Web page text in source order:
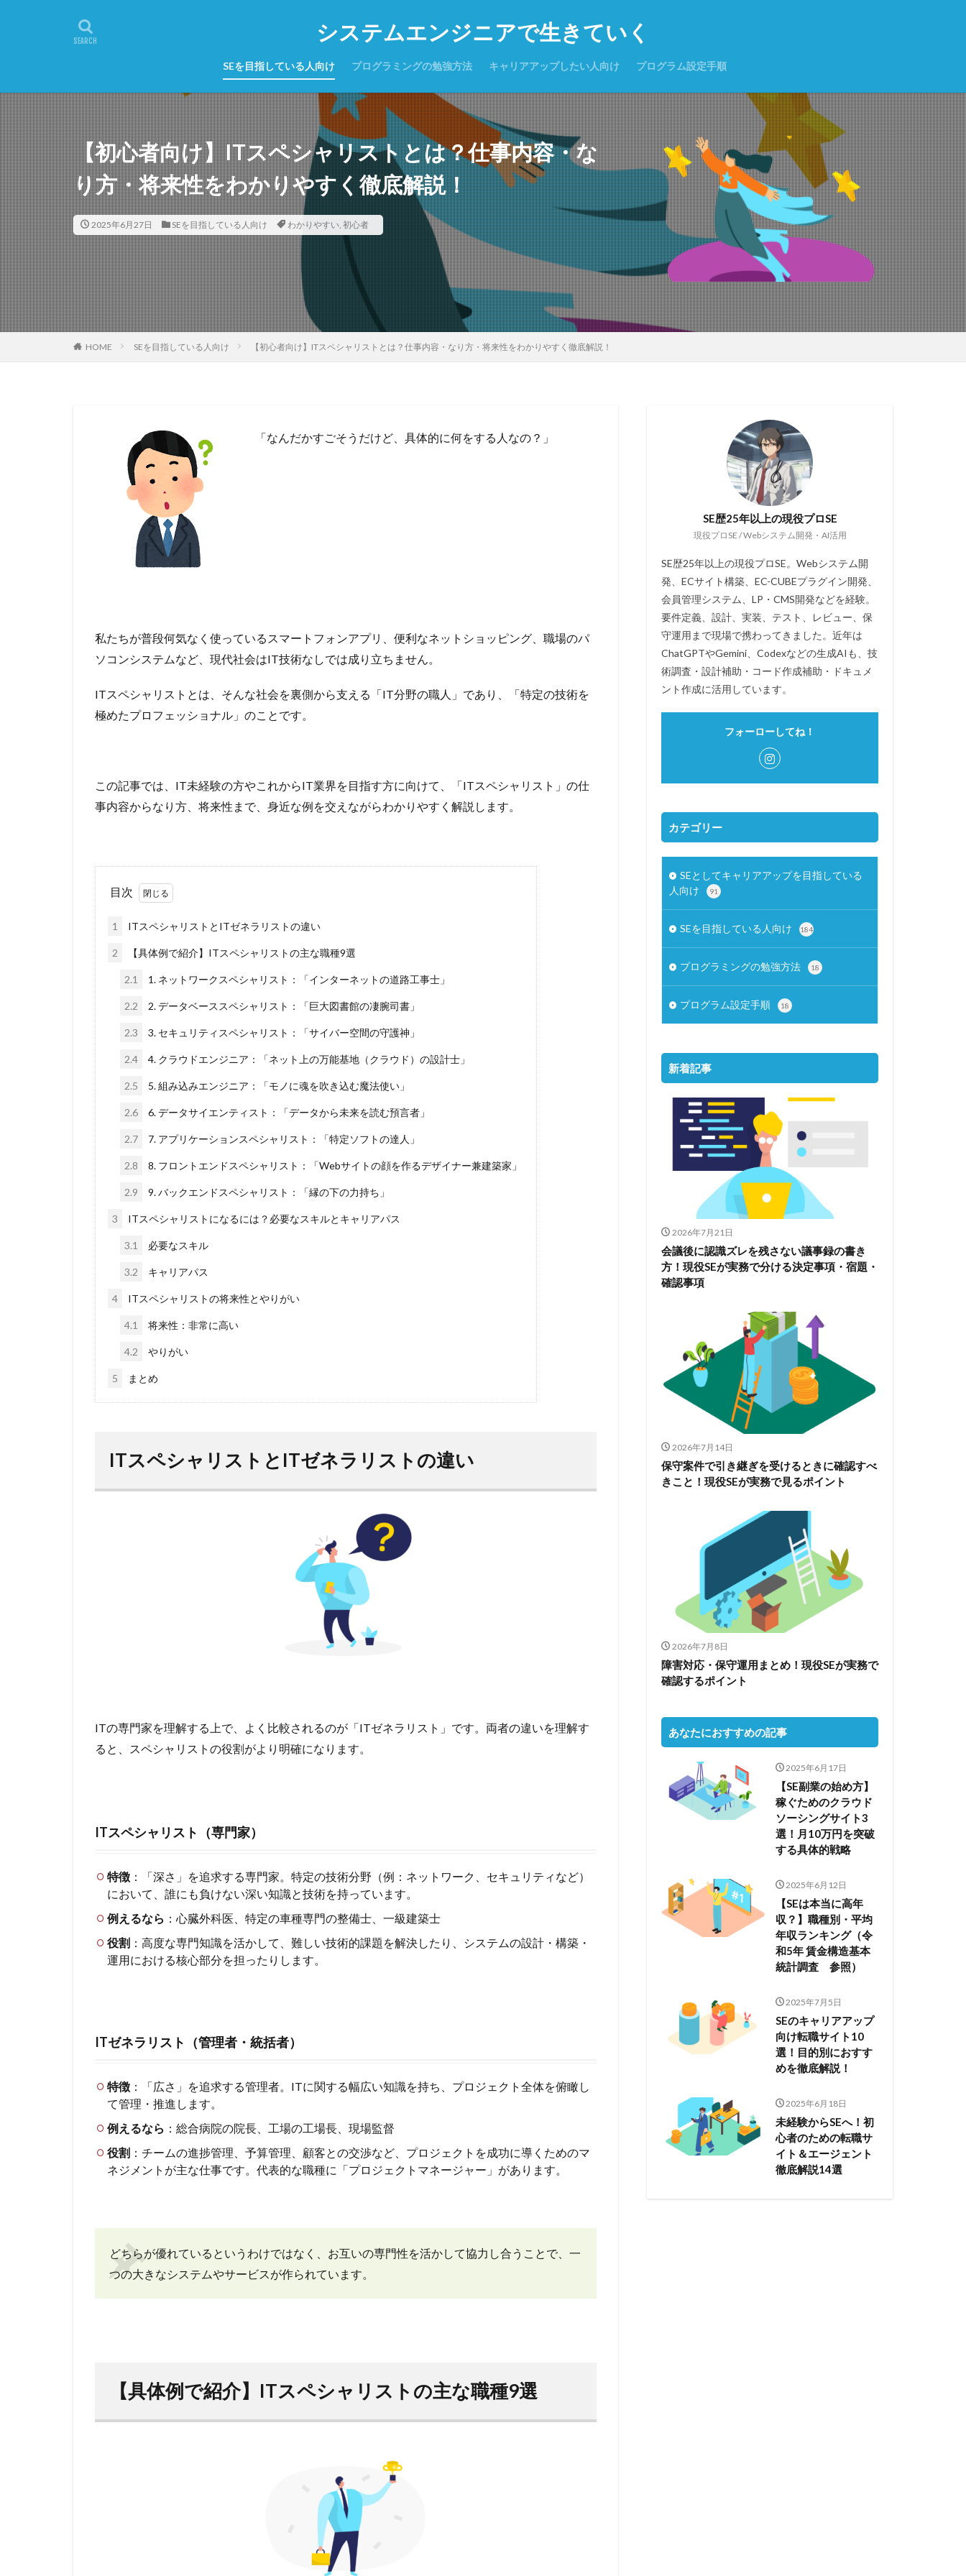
システムエンジニアで生きていく
SEを目指している人向け プログラミングの勉強方法 キャリアアップしたい人向け プログラム設定手順
【初心者向け】ITスペシャリストとは？仕事内容・な
り方・将来性をわかりやすく徹底解説！
2025年6月27日 SEを目指している人向け わかりやすい, 初心者
HOME SEを目指している人向け 【初心者向け】ITスペシャリストとは？仕事内容・なり方・将来性をわかりやすく徹底解説！
「なんだかすごそうだけど、具体的に何をする人なの？」
私たちが普段何気なく使っているスマートフォンアプリ、便利なネットショッピング、職場のパ
ソコンシステムなど、現代社会はIT技術なしでは成り立ちません。
ITスペシャリストとは、そんな社会を裏側から支える「IT分野の職人」であり、「特定の技術を
極めたプロフェッショナル」のことです。
この記事では、IT未経験の方やこれからIT業界を目指す方に向けて、「ITスペシャリスト」の仕
事内容からなり方、将来性まで、身近な例を交えながらわかりやすく解説します。
目次
1 ITスペシャリストとITゼネラリストの違い
2 【具体例で紹介】ITスペシャリストの主な職種9選
2.1 1. ネットワークスペシャリスト：「インターネットの道路工事士」
2.2 2. データベーススペシャリスト：「巨大図書館の凄腕司書」
2.3 3. セキュリティスペシャリスト：「サイバー空間の守護神」
2.4 4. クラウドエンジニア：「ネット上の万能基地（クラウド）の設計士」
2.5 5. 組み込みエンジニア：「モノに魂を吹き込む魔法使い」
2.6 6. データサイエンティスト：「データから未来を読む預言者」
2.7 7. アプリケーションスペシャリスト：「特定ソフトの達人」
2.8 8. フロントエンドスペシャリスト：「Webサイトの顔を作るデザイナー兼建築家」
2.9 9. バックエンドスペシャリスト：「縁の下の力持ち」
3 ITスペシャリストになるには？必要なスキルとキャリアパス
3.1 必要なスキル
3.2 キャリアパス
4 ITスペシャリストの将来性とやりがい
4.1 将来性：非常に高い
4.2 やりがい
5 まとめ
ITスペシャリストとITゼネラリストの違い
ITの専門家を理解する上で、よく比較されるのが「ITゼネラリスト」です。両者の違いを理解す
ると、スペシャリストの役割がより明確になります。
ITスペシャリスト（専門家）
特徴 ：「深さ」を追求する専門家。特定の技術分野（例：ネットワーク、セキュリティなど）
において、誰にも負けない深い知識と技術を持っています。
例えるなら ：心臓外科医、特定の車種専門の整備士、一級建築士
役割 ：高度な専門知識を活かして、難しい技術的課題を解決したり、システムの設計・構築・
運用における核心部分を担ったりします。
ITゼネラリスト（管理者・統括者）
特徴 ：「広さ」を追求する管理者。ITに関する幅広い知識を持ち、プロジェクト全体を俯瞰し
て管理・推進します。
例えるなら ：総合病院の院長、工場の工場長、現場監督
役割 ：チームの進捗管理、予算管理、顧客との交渉など、プロジェクトを成功に導くためのマ
ネジメントが主な仕事です。代表的な職種に「プロジェクトマネージャー」があります。
どちらが優れているというわけではなく、お互いの専門性を活かして協力し合うことで、一
つの大きなシステムやサービスが作られています。
【具体例で紹介】ITスペシャリストの主な職種9選
SE歴25年以上の現役プロSE
現役プロSE / Webシステム開発・AI活用
SE歴25年以上の現役プロSE。Webシステム開
発、ECサイト構築、EC-CUBEプラグイン開発、
会員管理システム、LP・CMS開発などを経験。
要件定義、設計、実装、テスト、レビュー、保
守運用まで現場で携わってきました。近年は
ChatGPTやGemini、Codexなどの生成AIも、技
術調査・設計補助・コード作成補助・ドキュメ
ント作成に活用しています。
フォーローしてね！
カテゴリー
SEとしてキャリアアップを目指している
人向け
91
SEを目指している人向け 184
プログラミングの勉強方法 18
プログラム設定手順 18
新着記事
2026年7月21日
会議後に認識ズレを残さない議事録の書き
方！現役SEが実務で分ける決定事項・宿題・
確認事項
2026年7月14日
保守案件で引き継ぎを受けるときに確認すべ
きこと！現役SEが実務で見るポイント
2026年7月8日
障害対応・保守運用まとめ！現役SEが実務で
確認するポイント
あなたにおすすめの記事
2025年6月17日
【SE副業の始め方】
稼ぐためのクラウド
ソーシングサイト3
選！月10万円を突破
する具体的戦略
2025年6月12日
【SEは本当に高年
収？】職種別・平均
年収ランキング（令
和5年 賃金構造基本
統計調査 参照）
2025年7月5日
SEのキャリアアップ
向け転職サイト10
選！目的別におすす
めを徹底解説！
2025年6月18日
未経験からSEへ！初
心者のための転職サ
イト＆エージェント
徹底解説14選